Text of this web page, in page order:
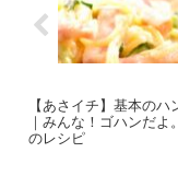
【あさイチ】基本の
｜みんな！ゴハンだよ
のレシピ